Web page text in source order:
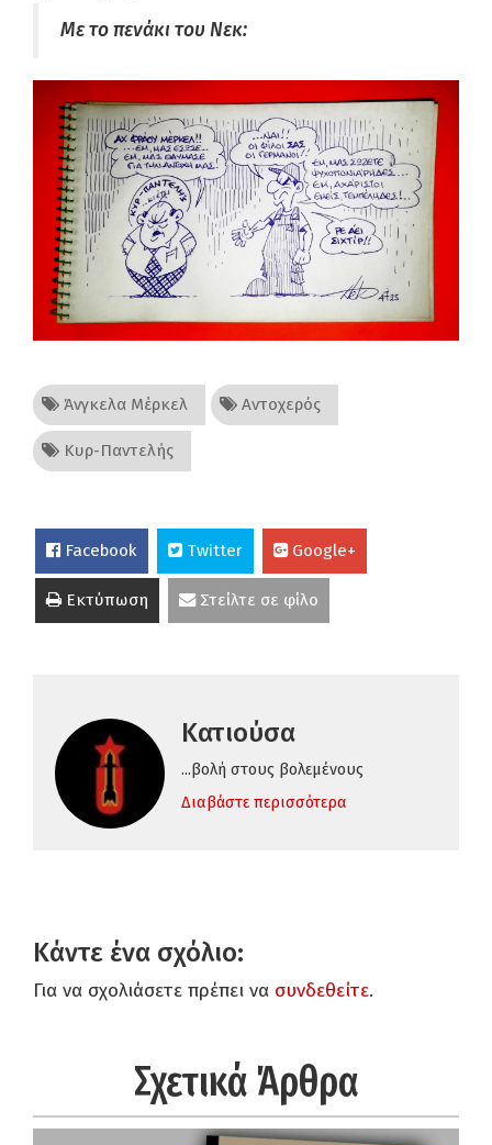
Με το πενάκι του Νεκ:
Άνγκελα Μέρκελ Αντοχερός
Κυρ-Παντελής
Facebook Twitter Google+
Εκτύπωση Στείλτε σε φίλο
Κατιούσα
...βολή στους βολεμένους
Διαβάστε περισσότερα
Κάντε ένα σχόλιο:
Για να σχολιάσετε πρέπει να συνδεθείτε.
Σχετικά Άρθρα